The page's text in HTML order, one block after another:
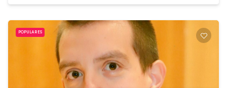
POPULARES